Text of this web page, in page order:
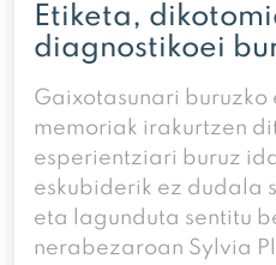
Etiketa,
diagnostikoei
Gaixotasunari buruzko
memoriak irakurtzen
esperientziari buruz
eskubiderik ez dudala
eta lagunduta sentitu
nerabezaroan Sylvia